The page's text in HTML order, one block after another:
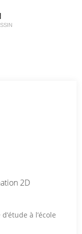
2D
à l’école